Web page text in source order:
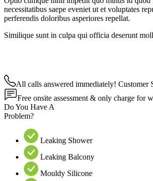
necessitatibus saepe eveniet ut et voluptates
perferendis doloribus asperiores repellat.
Similique sunt in culpa qui officia deserunt
All calls answered immediately! Customer
Free onsite assessment & only charge for
Do You Have A
Problem?
Leaking Shower
Leaking Balcony
Mouldy Silicone